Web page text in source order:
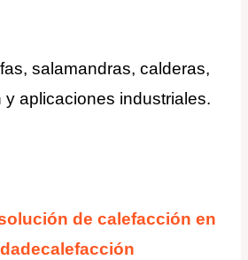
salamandras, calderas,
aplicaciones industriales.
de calefacción en